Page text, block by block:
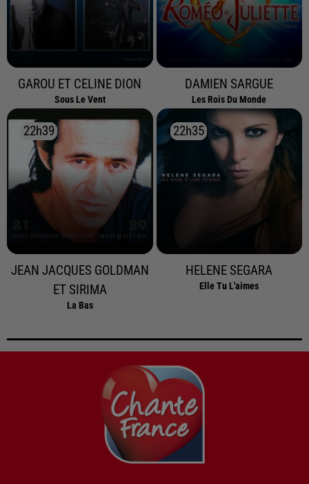
GAROU ET CELINE DION
Sous Le Vent
DAMIEN SARGUE
Les Rois Du Monde
22h39
22h39
JEAN JACQUES GOLDMAN
ET SIRIMA
La Bas
22h35
22h35
HELENE SEGARA
Elle Tu L'aimes